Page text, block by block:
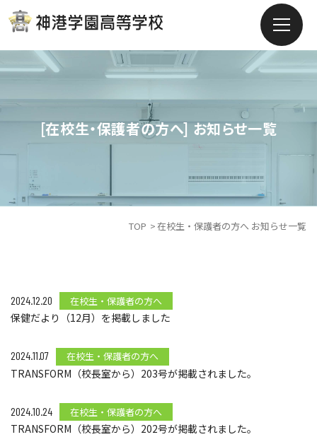
[在校生・保護者の方へ] お知らせ一覧
TOP 在校生・保護者の方へ お知らせ一覧
2024.12.20 在校生・保護者の方へ
保健だより（12月）を掲載しました
2024.11.07 在校生・保護者の方へ
TRANSFORM（校長室から）203号が掲載されました。
2024.10.24 在校生・保護者の方へ
TRANSFORM（校長室から）202号が掲載されました。